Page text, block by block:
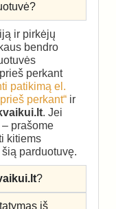
ir pirkėjų
bendro
perkant
patikimą el.
perkant“ ir
. Jei
– prašome
kitiems
parduotuvę.
?
iš